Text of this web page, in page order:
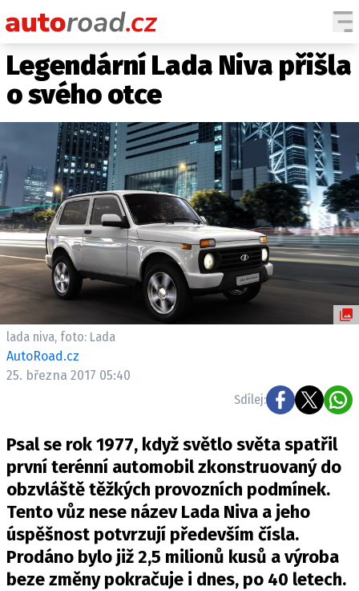
AUTA
TESTY AUT
NOVINKY
EKO
SPY
HISTORIE
ZAJÍMAVOSTI
TECHNIKA
EKONOMIKA
ČESKÝ TRH
TUNING
TRH S ELEKTROMOBILY
RALLY
OSTATNÍ
TISKOVKY
ROZHOVORY
Legendární Lada Niva přišla
o svého otce
lada niva, foto: Lada
AutoRoad.cz
25. března 2017 05:40
Sdílej:
Psal se rok 1977, když světlo světa spatřil
první terénní automobil zkonstruovaný do
obzvláště těžkých provozních podmínek.
Tento vůz nese název Lada Niva a jeho
úspěšnost potvrzují především čísla.
Prodáno bylo již 2,5 milionů kusů a výroba
beze změny pokračuje i dnes, po 40 letech.